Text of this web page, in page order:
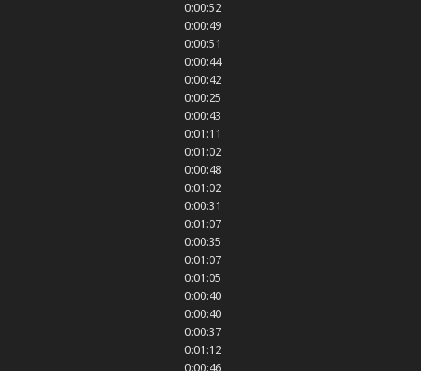
0:00:52
0:00:49
0:00:51
0:00:44
0:00:42
0:00:25
0:00:43
0:01:11
0:01:02
0:00:48
0:01:02
0:00:31
0:01:07
0:00:35
0:01:07
0:01:05
0:00:40
0:00:40
0:00:37
0:01:12